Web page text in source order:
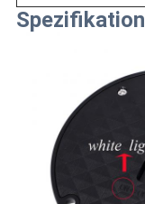
Spezifikation